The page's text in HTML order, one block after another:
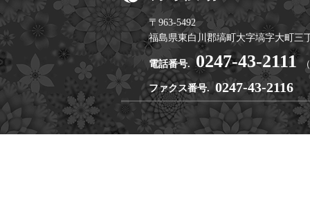
〒963-5492
福島県東白川郡塙町大字塙字大町三
電話番号. 0247-43-2111
ファクス番号. 0247-43-2116